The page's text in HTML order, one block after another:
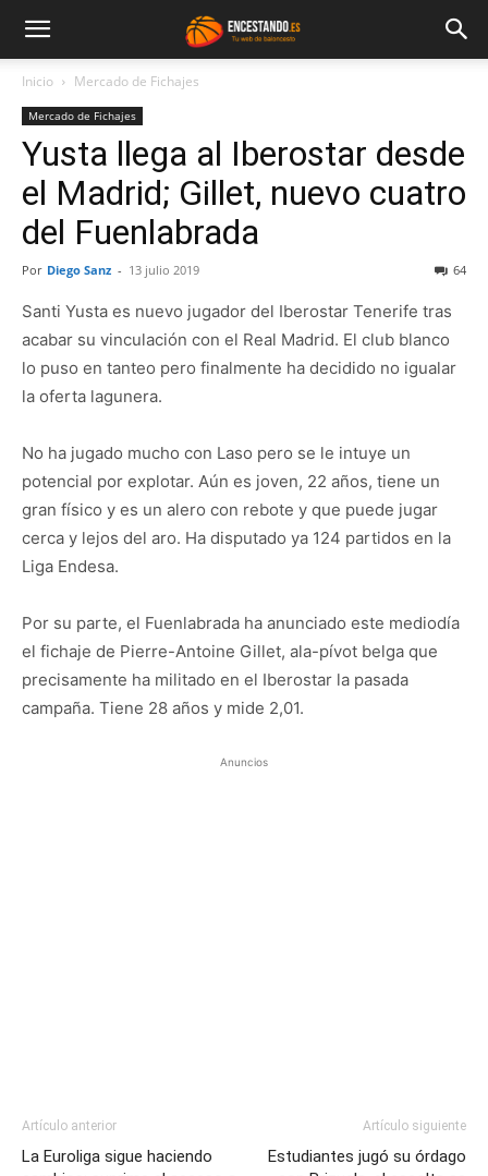
Inicio Mercado de Fichajes
Mercado de Fichajes
Yusta llega al Iberostar desde
el Madrid; Gillet, nuevo cuatro
del Fuenlabrada
Por Diego Sanz - 13 julio 2019 64
Santi Yusta es nuevo jugador del Iberostar Tenerife tras
acabar su vinculación con el Real Madrid. El club blanco
lo puso en tanteo pero finalmente ha decidido no igualar
la oferta lagunera.
No ha jugado mucho con Laso pero se le intuye un
potencial por explotar. Aún es joven, 22 años, tiene un
gran físico y es un alero con rebote y que puede jugar
cerca y lejos del aro. Ha disputado ya 124 partidos en la
Liga Endesa.
Por su parte, el Fuenlabrada ha anunciado este mediodía
el fichaje de Pierre-Antoine Gillet, ala-pívot belga que
precisamente ha militado en el Iberostar la pasada
campaña. Tiene 28 años y mide 2,01.
Anuncios
Artículo anterior
La Euroliga sigue haciendo
Artículo siguiente
Estudiantes jugó su órdago